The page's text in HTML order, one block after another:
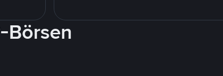
Börsen